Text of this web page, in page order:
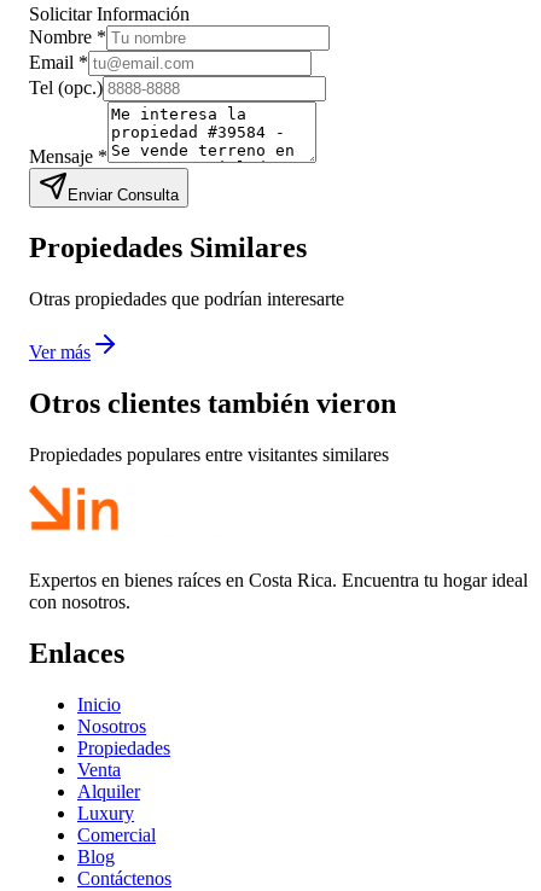
Solicitar Información
Nombre *
Email *
Tel (opc.)
Mensaje *
Enviar Consulta
Propiedades Similares
Otras propiedades que podrían interesarte
Ver más
Otros clientes también vieron
Propiedades populares entre visitantes similares
Expertos en bienes raíces en Costa Rica. Encuentra tu hogar ideal
con nosotros.
Enlaces
Inicio
Nosotros
Propiedades
Venta
Alquiler
Luxury
Comercial
Blog
Contáctenos